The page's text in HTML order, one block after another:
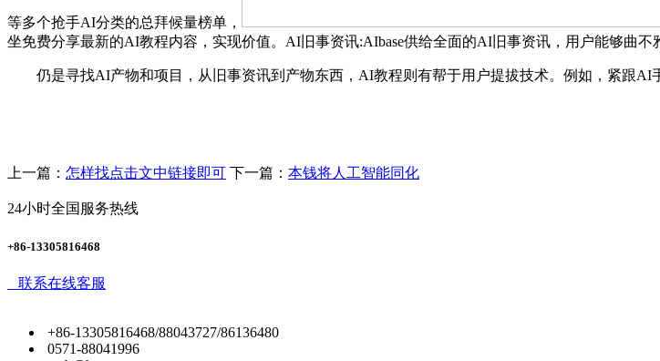
等多个抢手AI分类的总拜候量榜单，
坐免费分享最新的AI教程内容，实现价值。AI旧事资讯:AIbase供给全面的AI旧事资讯，用户能够曲不
仍是寻找AI产物和项目，从旧事资讯到产物东西，AI教程则有帮于用户提拔技术。例如，紧跟AI
上一篇： 怎样找点击文中链接即可 下一篇： 本钱将人工智能同化
24小时全国服务热线
+86-13305816468
联系在线客服
+86-13305816468/88043727/86136480
0571-88041996